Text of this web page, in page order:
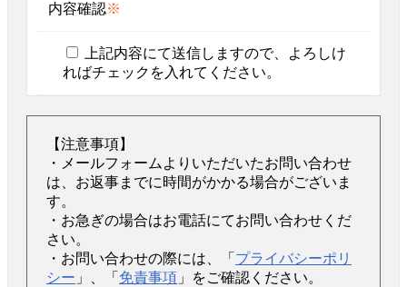
内容確認※
上記内容にて送信しますので、よろしけ
ればチェックを入れてください。
【注意事項】
・メールフォームよりいただいたお問い合わせ
は、お返事までに時間がかかる場合がございま
す。
・お急ぎの場合はお電話にてお問い合わせくだ
さい。
・お問い合わせの際には、「 プライバシーポリ
シー 」、「 免責事項 」をご確認ください。